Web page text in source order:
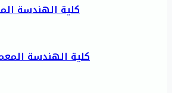
كلية الهندسة
كلية الهندسة